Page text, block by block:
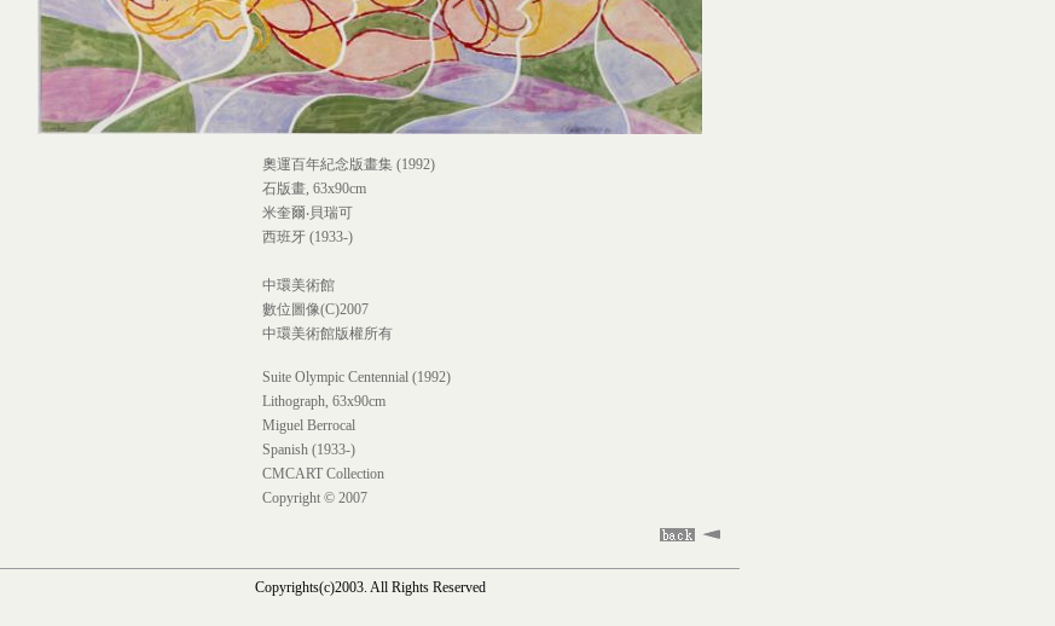
奧運百年紀念版畫集 (1992)
石版畫, 63x90cm
米奎爾‧貝瑞可
西班牙 (1933-)
中環美術館
數位圖像(C)2007
中環美術館版權所有
Suite Olympic Centennial (1992)
Lithograph, 63x90cm
Miguel Berrocal
Spanish (1933-)
CMCART Collection
Copyright © 2007
Copyrights(c)2003. All Rights Reserved